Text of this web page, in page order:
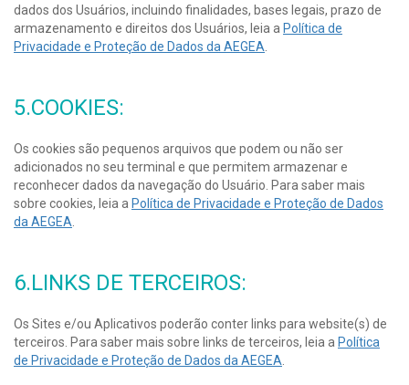
dados dos Usuários, incluindo finalidades, bases legais, prazo de
armazenamento e direitos dos Usuários, leia a Política de
Privacidade e Proteção de Dados da AEGEA
5.COOKIES:
Os cookies são pequenos arquivos que podem ou não ser
adicionados no seu terminal e que permitem armazenar e
reconhecer dados da navegação do Usuário. Para saber mais
sobre cookies, leia a Política de Privacidade e Proteção de Dados
da AEGEA
6.LINKS DE TERCEIROS:
Os Sites e/ou Aplicativos poderão conter links para website(s) de
terceiros. Para saber mais sobre links de terceiros, leia a Política
de Privacidade e Proteção de Dados da AEGEA